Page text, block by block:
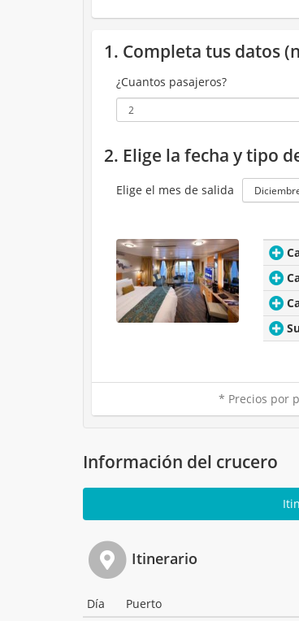
1. Completa tus datos
¿Cuantos pasajeros?
2. Elige la fecha y tipo
Elige el mes de salida
* Precios por
Información del crucero
Itinerario
Día Puerto